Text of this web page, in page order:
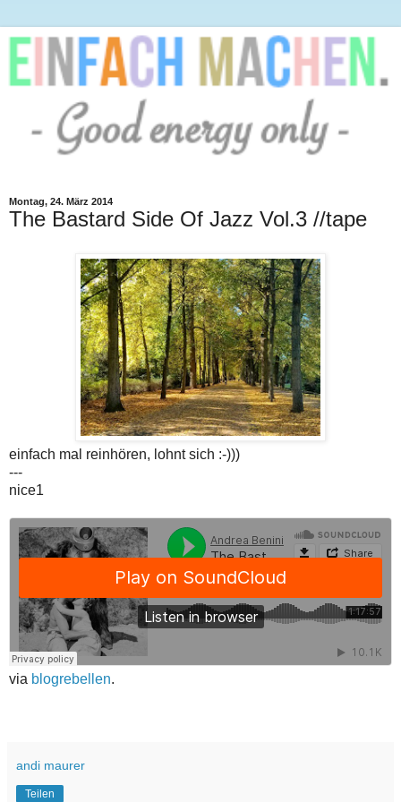
Montag, 24. März 2014
The Bastard Side Of Jazz Vol.3 //tape
einfach mal reinhören, lohnt sich :-)))
---
nice1
via blogrebellen.
andi maurer
Teilen